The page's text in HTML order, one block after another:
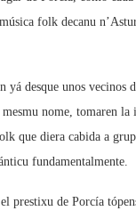
folk decanu
yá desque unos vecinos
nome, tomaren la
que diera cabida a
fundamentalmente.
prestixu de Porcía